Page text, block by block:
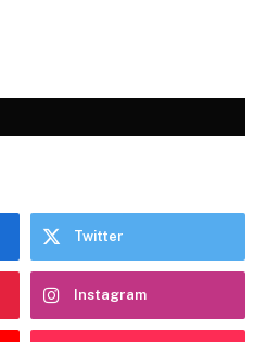
Twitter
Instagram